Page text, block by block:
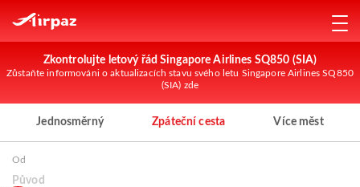
Zkontrolujte letový řád Singapore Airlines SQ850 (SIA)
Zůstaňte informováni o aktualizacích stavu svého letu Singapore Airlines SQ850
(SIA) zde
Jednosměrný Zpáteční cesta Více měst
Od
Původ